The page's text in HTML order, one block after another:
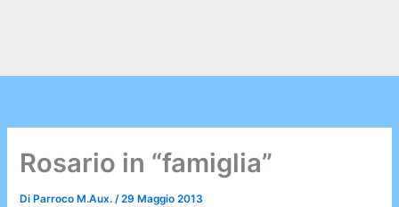
Rosario in “famiglia”
Di Parroco M.Aux./29 Maggio 2013